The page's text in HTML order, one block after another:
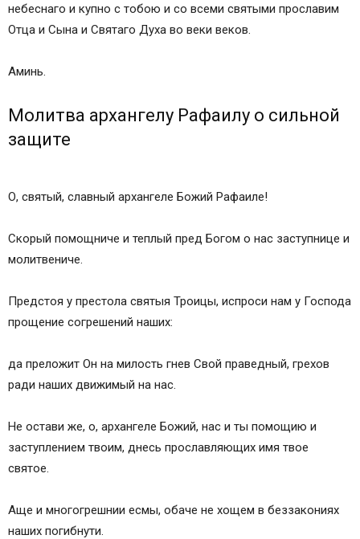
небеснаго и купно с тобою и со всеми святыми прославим
Отца и Сына и Святаго Духа во веки веков.
Аминь.
Молитва архангелу Рафаилу о сильной
защите
О, святый, славный архангеле Божий Рафаиле!
Скорый помощниче и теплый пред Богом о нас заступнице и
молитвениче.
Предстоя у престола святыя Троицы, испроси нам у Господа
прощение согрешений наших:
да преложит Он на милость гнев Свой праведный, грехов
ради наших движимый на нас.
Не остави же, о, архангеле Божий, нас и ты помощию и
заступлением твоим, днесь прославляющих имя твое
святое.
Аще и многогрешнии есмы, обаче не хощем в беззакониях
наших погибнути.